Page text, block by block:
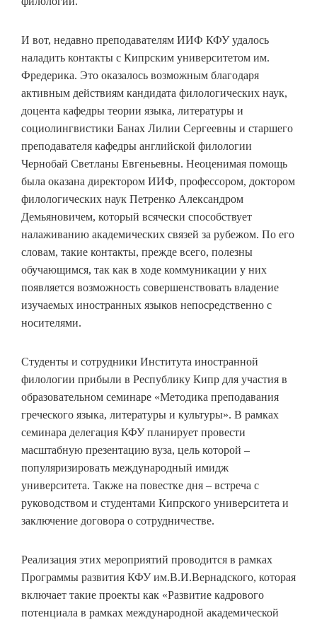
И вот, недавно преподавателям ИИФ КФУ удалось
наладить контакты с Кипрским университетом им.
Фредерика. Это оказалось возможным благодаря
активным действиям кандидата филологических наук,
доцента кафедры теории языка, литературы и
социолингвистики Банах Лилии Сергеевны и старшего
преподавателя кафедры английской филологии
Чернобай Светланы Евгеньевны. Неоценимая помощь
была оказана директором ИИФ, профессором, доктором
филологических наук Петренко Александром
Демьяновичем, который всячески способствует
налаживанию академических связей за рубежом. По его
словам, такие контакты, прежде всего, полезны
обучающимся, так как в ходе коммуникации у них
появляется возможность совершенствовать владение
изучаемых иностранных языков непосредственно с
носителями.
Студенты и сотрудники Института иностранной
филологии прибыли в Республику Кипр для участия в
образовательном семинаре «Методика преподавания
греческого языка, литературы и культуры». В рамках
семинара делегация КФУ планирует провести
масштабную презентацию вуза, цель которой –
популяризировать международный имидж
университета. Также на повестке дня – встреча с
руководством и студентами Кипрского университета и
заключение договора о сотрудничестве.
Реализация этих мероприятий проводится в рамках
Программы развития КФУ им.В.И.Вернадского, которая
включает такие проекты как «Развитие кадрового
потенциала в рамках международной академической